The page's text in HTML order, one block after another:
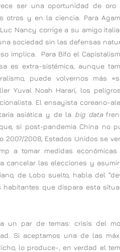
ser una oportunidad de oro
otros y en la ciencia. Para
Nancy corrige a su amigo
sociedad sin las defensas
implica. Para Bifo el
es extra-sistémica, aunque
puede volvernos más
Yuval Noah Harari, los
El ensayista coreano-
asiática y de la big data
si post-pandemia China no
2008, Estados Unidos se
a tomar medidas económicas
cancelar las elecciones y
de Lobo suelto, habla del
que dispara esta
un par de temas: crisis del
Si aceptamos una de las
lo produce-, en verdad el